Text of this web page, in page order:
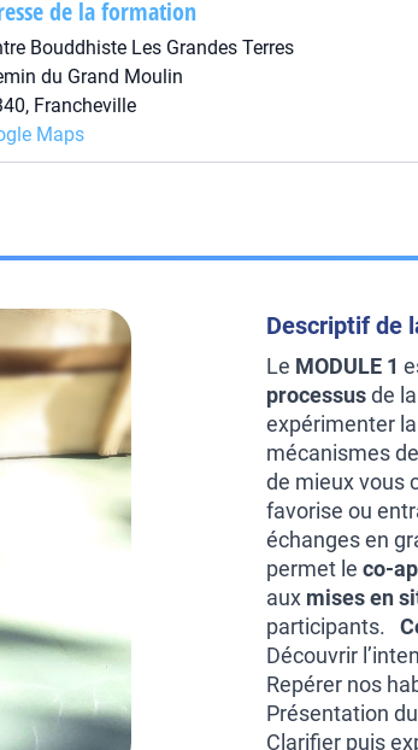
de la formation
Bouddhiste Les Grandes Terres
du Grand Moulin
Francheville
Maps
Descriptif de
Le MODULE 1
processusde
expérimenter
mécanismes
de mieux vous
favorise ou
échanges en
permet le co-
aux mises en
participants.
Découvrir
Repérer nos
Présentation
Clarifier puis